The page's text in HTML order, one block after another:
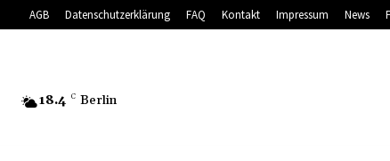
AGB Datenschutzerklärung FAQ Kontakt Impressum News
18.4 C Berlin